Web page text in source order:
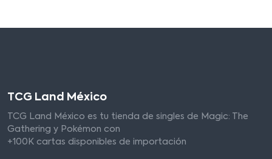
TCG Land México
TCG Land México es tu tienda de singles de Magic: The
Gathering y Pokémon con
+100K cartas disponibles de importación